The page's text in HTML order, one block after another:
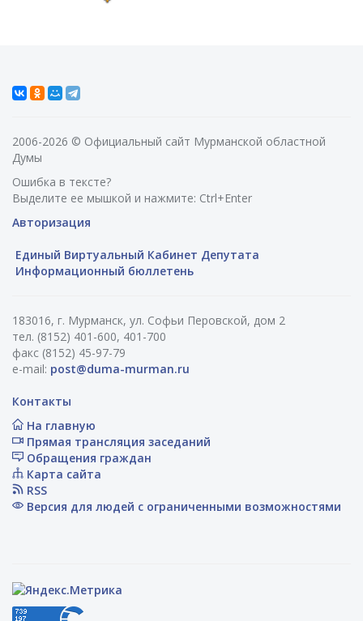
2006-2026 © Официальный сайт Мурманской областной
Думы
Ошибка в тексте?
Выделите ее мышкой и нажмите: Ctrl+Enter
Авторизация
Единый Виртуальный Кабинет Депутата
Информационный бюллетень
183016, г. Мурманск, ул. Софьи Перовской, дом 2
тел. (8152) 401-600, 401-700
факс (8152) 45-97-79
e-mail: post@duma-murman.ru
Контакты
На главную
Прямая трансляция заседаний
Обращения граждан
Карта сайта
RSS
Версия для людей с ограниченными возможностями